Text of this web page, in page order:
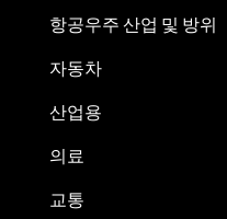
항공우주 산업 및 방위
자동차
산업용
의료
교통